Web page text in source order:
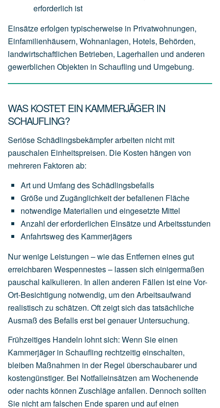
erforderlich ist
Einsätze erfolgen typischerweise in Privatwohnungen,
Einfamilienhäusern, Wohnanlagen, Hotels, Behörden,
landwirtschaftlichen Betrieben, Lagerhallen und anderen
gewerblichen Objekten in Schaufling und Umgebung.
WAS KOSTET EIN KAMMERJÄGER IN
SCHAUFLING?
Seriöse Schädlingsbekämpfer arbeiten nicht mit
pauschalen Einheitspreisen. Die Kosten hängen von
mehreren Faktoren ab:
Art und Umfang desSchädlingsbefalls
Größe und Zugänglichkeitderbefallenen Fläche
notwendige Materialien und eingesetzte Mittel
Anzahl dererforderlichen Einsätze und Arbeitsstunden
Anfahrtsweg des Kammerjägers
Nur wenige Leistungen – wie das Entfernen eines gut
erreichbaren Wespennestes – lassen sich einigermaßen
pauschal kalkulieren. In allen anderen Fällen ist eine Vor-
Ort-Besichtigung notwendig, um den Arbeitsaufwand
realistisch zu schätzen. Oft zeigt sich das tatsächliche
Ausmaß des Befalls erst bei genauer Untersuchung.
Frühzeitiges Handeln lohnt sich: Wenn Sie einen
Kammerjäger in Schaufling rechtzeitig einschalten,
bleiben Maßnahmen in der Regel überschaubarer und
kostengünstiger. Bei Notfalleinsätzen am Wochenende
oder nachts können Zuschläge anfallen. Dennoch sollten
Sie nicht am falschen Ende sparen und auf einen